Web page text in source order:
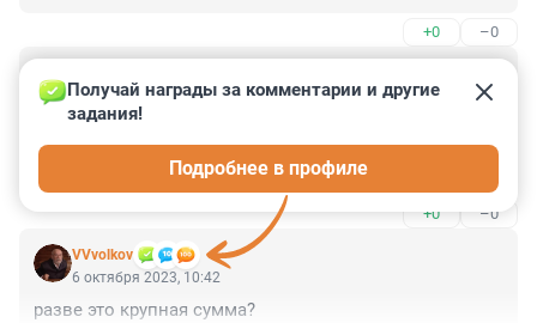
+0 –0
6 октября 2023, 11:44
вот и вся ЭДО в гос-ве российском... когда ЗАГС,
который выдаёт бумажку о смерти гражданина, не
может отправить в единый реестр сведения о смерти,
которые были бы доступны банкам, чтобы вовремя
блокировать счета... потому что такого реестра никто
не создал до сих пор, потому что мозгов нет, чтобы
придумать - как защищать средства умерших на
уровне гос-ва...
+0 –0
VVvolkov
Получай награды за комментарии и другие
задания!
Подробнее в профиле
6 октября 2023, 10:42
разве это крупная сумма?